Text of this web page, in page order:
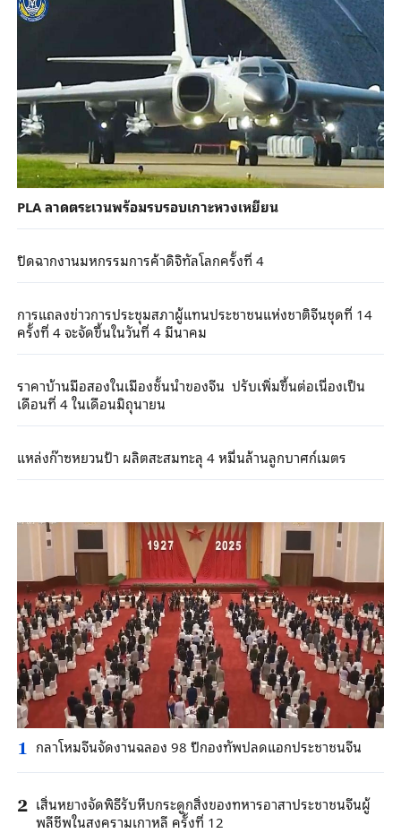
PLA ลาดตระเวนพร้อมรบรอบเกาะหวงเหยียน
ปิดฉากงานมหกรรมการค้าดิจิทัลโลกครั้งที่ 4
การแถลงข่าวการประชุมสภาผู้แทนประชาชนแห่งชาติจีนชุดที่ 14
ครั้งที่ 4 จะจัดขึ้นในวันที่ 4 มีนาคม
ราคาบ้านมือสองในเมืองชั้นนำของจีน ปรับเพิ่มขึ้นต่อเนื่องเป็น
เดือนที่ 4 ในเดือนมิถุนายน
แหล่งก๊าซหยวนป้า ผลิตสะสมทะลุ 4 หมื่นล้านลูกบาศก์เมตร
1 กลาโหมจีนจัดงานฉลอง 98 ปีกองทัพปลดแอกประชาชนจีน
2 เสิ่นหยางจัดพิธีรับหีบกระดูกสิ่งของทหารอาสาประชาชนจีนผู้
พลีชีพในสงครามเกาหลี ครั้งที่ 12